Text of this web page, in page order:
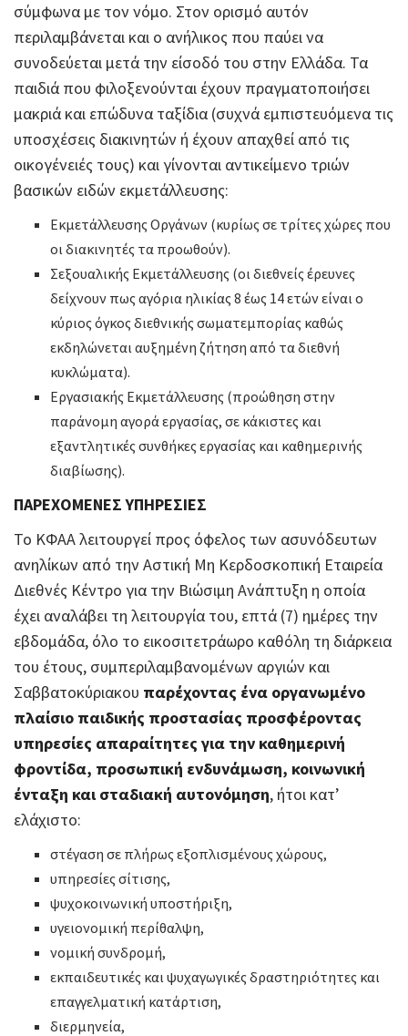
σύμφωνα με τον νόμο. Στον ορισμό αυτόν
περιλαμβάνεται και ο ανήλικος που παύει να
συνοδεύεται μετά την είσοδό του στην Ελλάδα. Τα
παιδιά που φιλοξενούνται έχουν πραγματοποιήσει
μακριά και επώδυνα ταξίδια (συχνά εμπιστευόμενα τις
υποσχέσεις διακινητών ή έχουν απαχθεί από τις
οικογένειές τους) και γίνονται αντικείμενο τριών
βασικών ειδών εκμετάλλευσης:
Εκμετάλλευσης Οργάνων (κυρίως σε τρίτες χώρες που
οι διακινητές τα προωθούν).
Σεξουαλικής Εκμετάλλευσης (οι διεθνείς έρευνες
δείχνουν πως αγόρια ηλικίας 8 έως 14 ετών είναι ο
κύριος όγκος διεθνικής σωματεμπορίας καθώς
εκδηλώνεται αυξημένη ζήτηση από τα διεθνή
κυκλώματα).
Εργασιακής Εκμετάλλευσης (προώθηση στην
παράνομη αγορά εργασίας, σε κάκιστες και
εξαντλητικές συνθήκες εργασίας και καθημερινής
διαβίωσης).
ΠΑΡΕΧΟΜΕΝΕΣ ΥΠΗΡΕΣΙΕΣ
Το ΚΦΑΑ λειτουργεί προς όφελος των ασυνόδευτων
ανηλίκων από την Αστική Μη Κερδοσκοπική Εταιρεία
Διεθνές Κέντρο για την Βιώσιμη Ανάπτυξη η οποία
έχει αναλάβει τη λειτουργία του, επτά (7) ημέρες την
εβδομάδα, όλο το εικοσιτετράωρο καθόλη τη διάρκεια
του έτους, συμπεριλαμβανομένων αργιών και
Σαββατοκύριακου παρέχοντας ένα οργανωμένο
πλαίσιο παιδικής προστασίας προσφέροντας
υπηρεσίες απαραίτητες για την καθημερινή
φροντίδα, προσωπική ενδυνάμωση, κοινωνική
ένταξη και σταδιακή αυτονόμηση, ήτοι κατ’
ελάχιστο:
στέγαση σε πλήρως εξοπλισμένους χώρους,
υπηρεσίες σίτισης,
ψυχοκοινωνική υποστήριξη,
υγειονομική περίθαλψη,
νομική συνδρομή,
εκπαιδευτικές και ψυχαγωγικές δραστηριότητες και
επαγγελματική κατάρτιση,
διερμηνεία,